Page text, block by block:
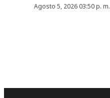
Agosto 5, 2026 03:50 p. m.